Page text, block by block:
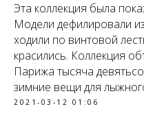
Эта коллекция была
Модели дефилировали
ходили по винтовой
красились. Коллекция
Парижа тысяча
зимние вещи для
2021-03-12 01:06